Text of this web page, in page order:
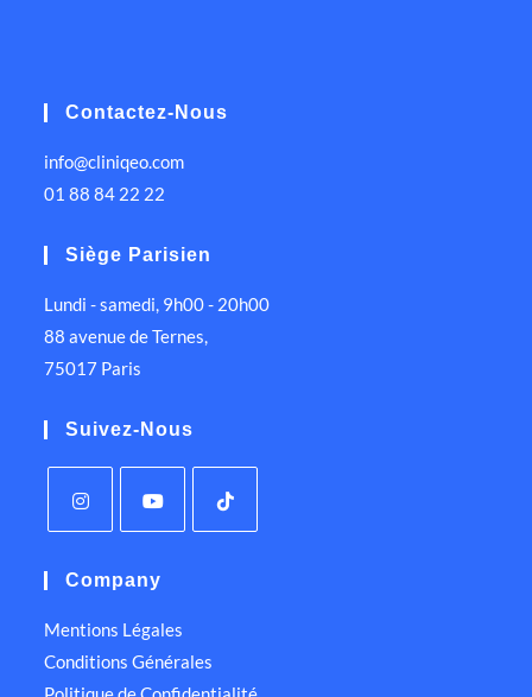
Contactez-Nous
info@cliniqeo.com
01 88 84 22 22
Siège Parisien
Lundi - samedi, 9h00 - 20h00
88 avenue de Ternes,
75017 Paris
Suivez-Nous
Company
Mentions Légales
Conditions Générales